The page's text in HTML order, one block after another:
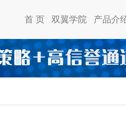
首 页 双翼学院 产品介